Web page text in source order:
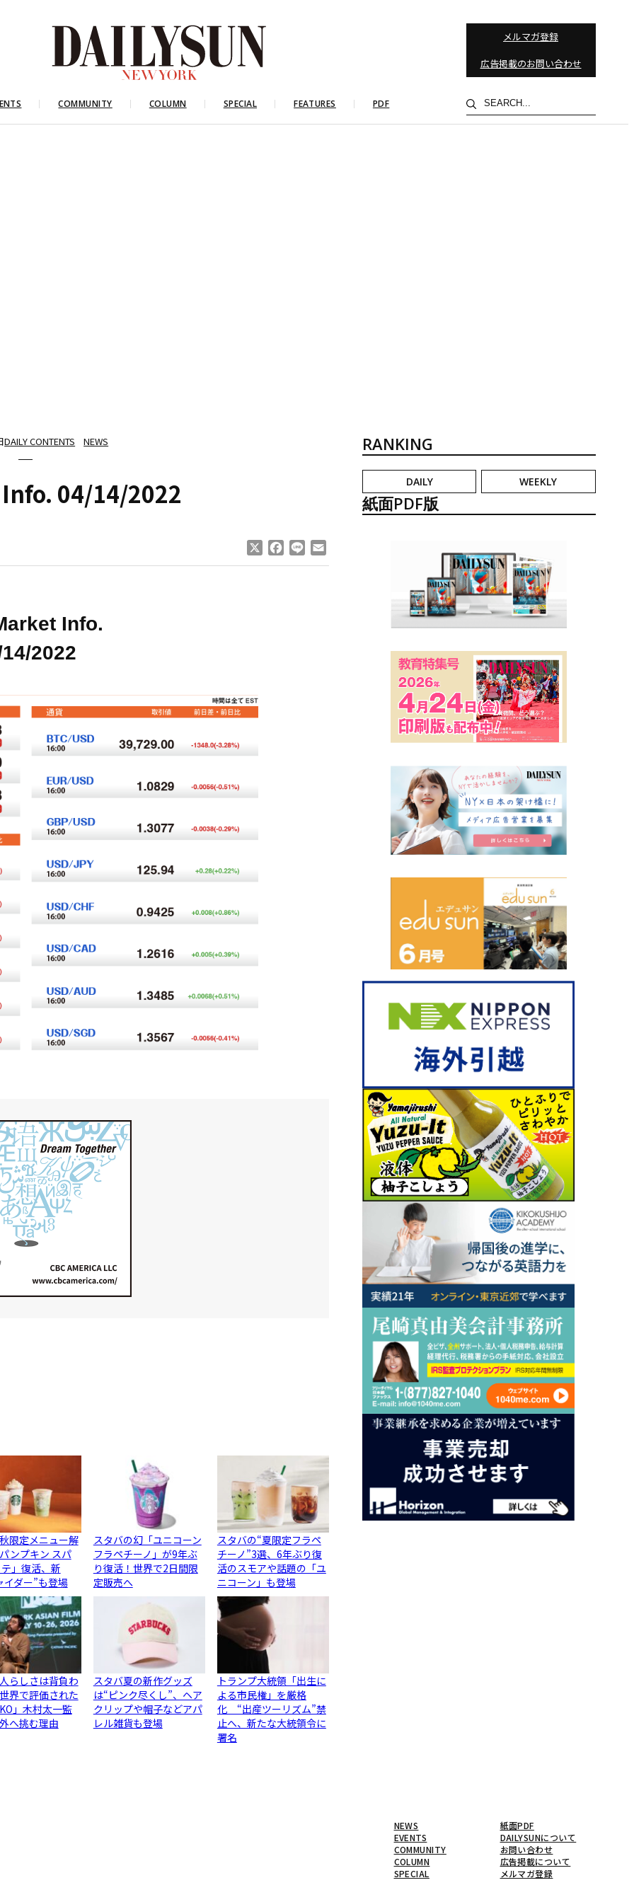
メルマガ登録
広告掲載のお問い合わせ
COMMUNITY COLUMN SPECIAL FEATURES PDF
検
索
DAILY CONTENTS NEWS
04/14/2022
Facebook
Line
Info.
2022
限定メニュー解
ンプキン スパ
」復活、新
イダー”も登場
スタバの幻「ユニコーン
フラペチーノ」が9年ぶ
り復活！世界で2日間限
定販売へ
スタバの“夏限定フラペ
チーノ”3選、6年ぶり復
活のスモアや話題の「ユ
ニコーン」も登場
らしさは背負わ
界で評価された
」木村太一監
へ挑む理由
スタバ夏の新作グッズ
は“ピンク尽くし”、ヘア
クリップや帽子などアパ
レル雑貨も登場
トランプ大統領「出生に
よる市民権」を厳格
化 “出産ツーリズム”禁
止へ、新たな大統領令に
署名
RANKING
DAILY WEEKLY
紙面PDF版
NEWS
EVENTS
COMMUNITY
COLUMN
SPECIAL
紙面PDF
DAILYSUNについて
お問い合わせ
広告掲載について
メルマガ登録